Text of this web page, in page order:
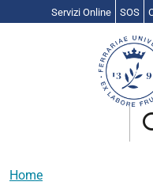
Servizi Online SOS
Home